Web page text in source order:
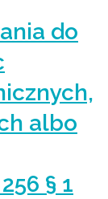
do
albo
§ 1